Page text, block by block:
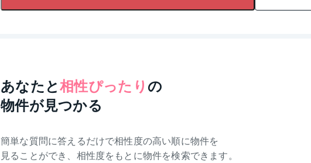
あなたと相性ぴったり の
物件が見つかる
簡単な質問に答えるだけで相性度の高い順に物件を
見ることができ、相性度をもとに物件を検索できます。